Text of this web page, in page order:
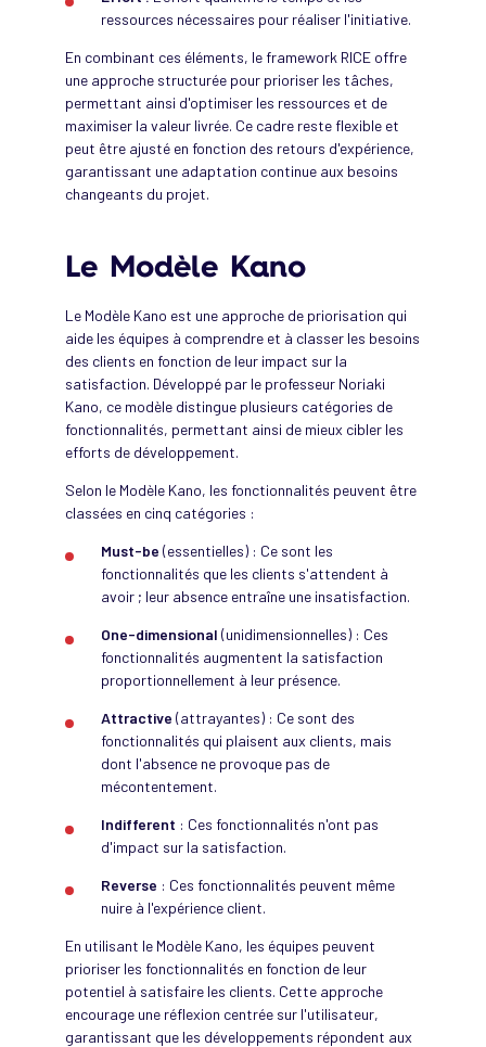
ressources nécessaires pour réaliser l'initiative.
En combinant ces éléments, le framework RICE offre
une approche structurée pour prioriser les tâches,
permettant ainsi d'optimiser les ressources et de
maximiser la valeur livrée. Ce cadre reste flexible et
peut être ajusté en fonction des retours d'expérience,
garantissant une adaptation continue aux besoins
changeants du projet.
Le Modèle Kano
Le Modèle Kano est une approche de priorisation qui
aide les équipes à comprendre et à classer les besoins
des clients en fonction de leur impact sur la
satisfaction. Développé par le professeur Noriaki
Kano, ce modèle distingue plusieurs catégories de
fonctionnalités, permettant ainsi de mieux cibler les
efforts de développement.
Selon le Modèle Kano, les fonctionnalités peuvent être
classées en cinq catégories :
Must-be (essentielles) : Ce sont les
fonctionnalités que les clients s'attendent à
avoir ; leur absence entraîne une insatisfaction.
One-dimensional (unidimensionnelles) : Ces
fonctionnalités augmentent la satisfaction
proportionnellement à leur présence.
Attractive (attrayantes) : Ce sont des
fonctionnalités qui plaisent aux clients, mais
dont l'absence ne provoque pas de
mécontentement.
Indifferent : Ces fonctionnalités n'ont pas
d'impact sur la satisfaction.
Reverse : Ces fonctionnalités peuvent même
nuire à l'expérience client.
En utilisant le Modèle Kano, les équipes peuvent
prioriser les fonctionnalités en fonction de leur
potentiel à satisfaire les clients. Cette approche
encourage une réflexion centrée sur l'utilisateur,
garantissant que les développements répondent aux